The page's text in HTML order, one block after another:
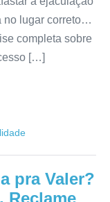
no lugar correto…
completa sobre
[…]
pra Valer?
Reclame